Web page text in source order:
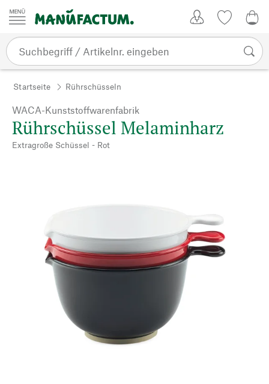
Zum Inhalt springen
Startseite Rührschüsseln
WACA-Kunststoffwarenfabrik
Rührschüssel Melaminharz
Extragroße Schüssel - Rot